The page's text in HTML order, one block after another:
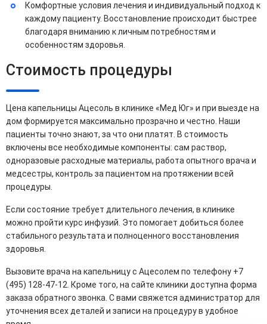
Комфортные условия лечения и индивидуальный подход к
каждому пациенту. Восстановление происходит быстрее
благодаря вниманию к личным потребностям и
особенностям здоровья.
Стоимость процедуры
Цена капельницы Ацесоль в клинике «Мед Юг» и при выезде на
дом формируется максимально прозрачно и честно. Наши
пациенты точно знают, за что они платят. В стоимость
включены все необходимые компоненты: сам раствор,
одноразовые расходные материалы, работа опытного врача и
медсестры, контроль за пациентом на протяжении всей
процедуры.
Если состояние требует длительного лечения, в клинике
можно пройти курс инфузий. Это помогает добиться более
стабильного результата и полноценного восстановления
здоровья.
Вызовите врача на капельницу с Ацесолем по телефону +7
(495) 128-47-12. Кроме того, на сайте клиники доступна форма
заказа обратного звонка. С вами свяжется администратор для
уточнения всех деталей и записи на процедуру в удобное